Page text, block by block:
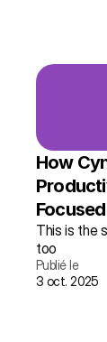
How
This is the
too
Publié le
3 oct. 2025